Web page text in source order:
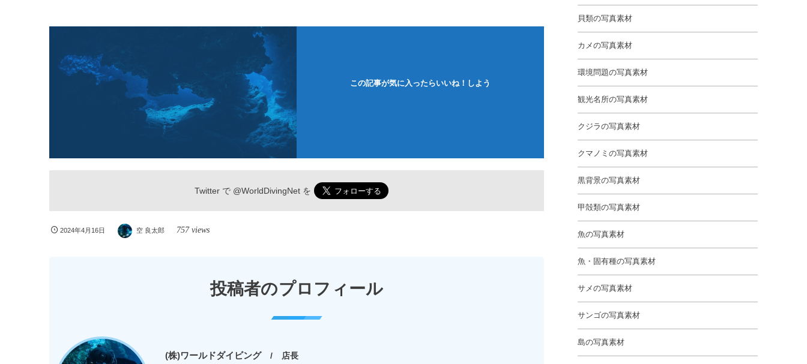
この記事が気に入ったらいいね！しよう
Twitter で @WorldDivingNetを
2024年4月16日 空 良太郎 757 views
投稿者のプロフィール
(株)ワールドダイビング 店長
貝類の写真素材
カメの写真素材
環境問題の写真素材
観光名所の写真素材
クジラの写真素材
クマノミの写真素材
黒背景の写真素材
甲殻類の写真素材
魚の写真素材
魚・固有種の写真素材
サメの写真素材
サンゴの写真素材
島の写真素材